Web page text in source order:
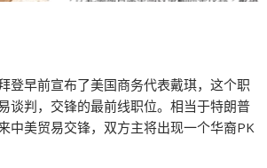
登早前宣布了美国商务代表戴琪，这个职
谈判，交锋的最前线职位。相当于特朗普
中美贸易交锋，双方主将出现一个华裔PK